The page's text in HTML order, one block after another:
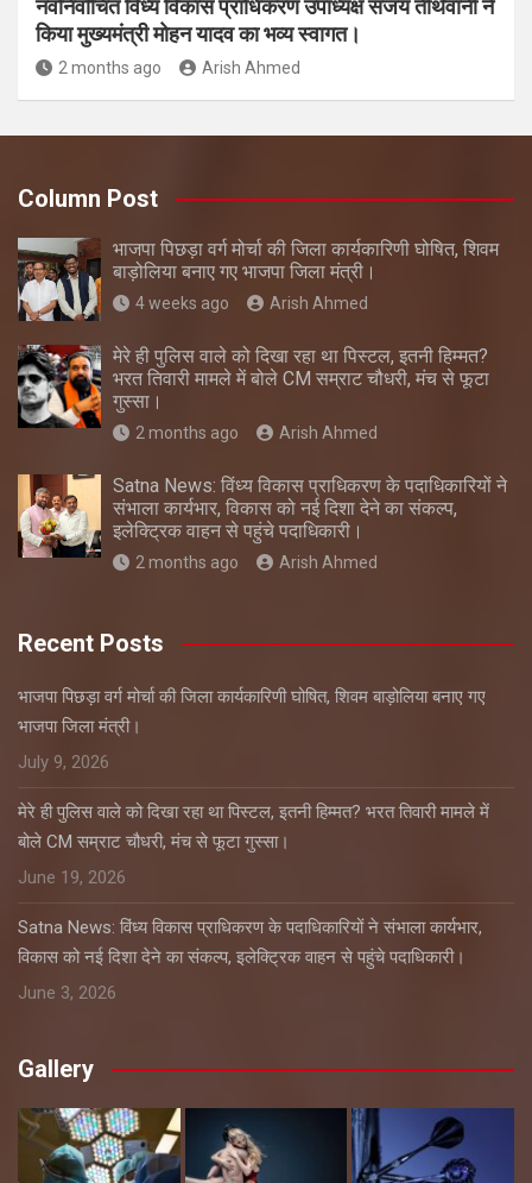
नवनिर्वाचित विंध्य विकास प्राधिकरण उपाध्यक्ष संजय तीर्थवानी ने
किया मुख्यमंत्री मोहन यादव का भव्य स्वागत।
2 months ago Arish Ahmed
Column Post
भाजपा पिछड़ा वर्ग मोर्चा की जिला कार्यकारिणी घोषित, शिवम
बाड़ोलिया बनाए गए भाजपा जिला मंत्री।
4 weeks ago Arish Ahmed
मेरे ही पुलिस वाले को दिखा रहा था पिस्टल, इतनी हिम्मत?
भरत तिवारी मामले में बोले CM सम्राट चौधरी, मंच से फूटा
गुस्सा।
2 months ago Arish Ahmed
Satna News: विंध्य विकास प्राधिकरण के पदाधिकारियों ने
संभाला कार्यभार, विकास को नई दिशा देने का संकल्प,
इलेक्ट्रिक वाहन से पहुंचे पदाधिकारी।
2 months ago Arish Ahmed
Recent Posts
भाजपा पिछड़ा वर्ग मोर्चा की जिला कार्यकारिणी घोषित, शिवम बाड़ोलिया बनाए गए
भाजपा जिला मंत्री।
July 9, 2026
मेरे ही पुलिस वाले को दिखा रहा था पिस्टल, इतनी हिम्मत? भरत तिवारी मामले में
बोले CM सम्राट चौधरी, मंच से फूटा गुस्सा।
June 19, 2026
Satna News: विंध्य विकास प्राधिकरण के पदाधिकारियों ने संभाला कार्यभार,
विकास को नई दिशा देने का संकल्प, इलेक्ट्रिक वाहन से पहुंचे पदाधिकारी।
June 3, 2026
Gallery